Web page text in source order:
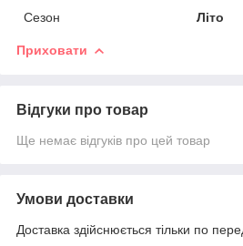
Сезон
Літо
Приховати
Відгуки про товар
Ще немає відгуків про цей товар
Умови доставки
Доставка здійснюється тільки по